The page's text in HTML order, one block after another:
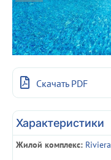
Скачать PDF
Характеристики
Жилой комплекс: